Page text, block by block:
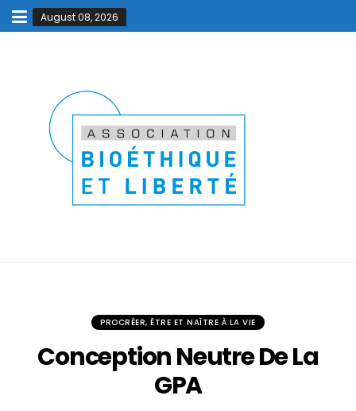
August 08, 2026
PROCRÉER, ÊTRE ET NAÎTRE À LA VIE
Conception Neutre De La
GPA